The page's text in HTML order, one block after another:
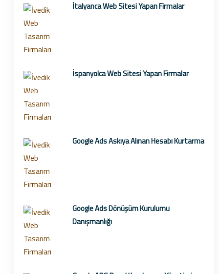
İtalyanca Web Sitesi Yapan Firmalar
İspanyolca Web Sitesi Yapan Firmalar
Google Ads Askıya Alınan Hesabı Kurtarma
Google Ads Dönüşüm Kurulumu
Danışmanlığı